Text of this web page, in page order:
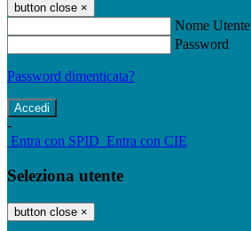
button close ×
Nome Utente
Password
Password dimenticata?
-
Entra con SPID Entra con CIE
Seleziona utente
button close ×